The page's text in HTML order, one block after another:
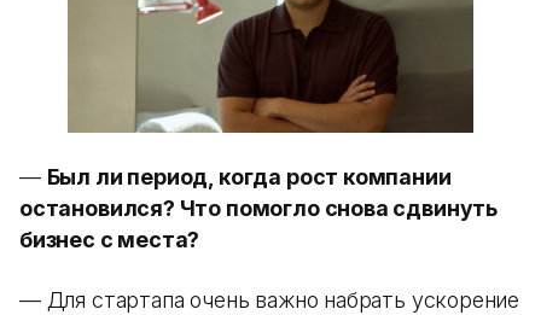
— Был ли период, когда рост компании
остановился? Что помогло снова сдвинуть
бизнес с места?
— Для стартапа очень важно набрать ускорение